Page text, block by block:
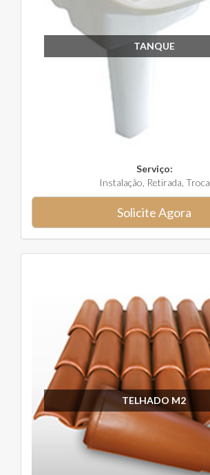
TANQUE
Serviço:
Instalação, Retirada, Troca
Solicite Agora
TELHADO M2